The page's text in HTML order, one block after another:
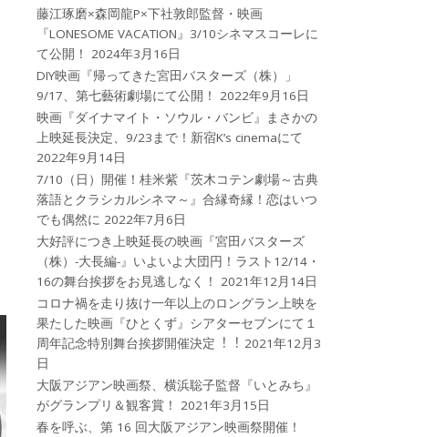
藤江琢磨×森岡龍P×下社敦郎監督・映画
『LONESOME VACATION』3/10シネマスコーレに
て公開！
2024年3月16日
DIY映画『帰ってきた宮田バスターズ（株）」
9/17、第七藝術劇場にて公開！
2022年9月16日
映画『ダイナマイト・ソウル・バンビ』まさかの
上映延長決定、9/23まで！新宿K’s cinemaにて
2022年9月14日
7/10（日）開催！桂米紫『茨木コテン劇場～古典
落語とクラシカルシネマ～』合縁奇縁！恋はいつ
でも偶然に 2022年7月6日
大好評につき上映延長の映画『宮田バスターズ
（株）-大長編-』いよいよ大団円！ラスト12/14・
16の舞台挨拶をお見逃しなく！
2021年12月14日
コロナ禍を⾛り抜け⼀年以上のロングラン上映を
果たした映画『ひとくず』シアターセブンにて１
周年記念特別舞台挨拶開催決定︕︕ 2021年12月3
日
大阪アジアン映画祭、横浜聡子監督『いとみち』
がグランプリ＆観客賞！
2021年3月15日
春を呼ぶ、第 16 回大阪アジアン映画祭開催！